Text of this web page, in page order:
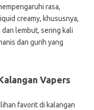
rasa,
creamy, khususnya,
dan lembut, sering kali
dan gurih yang
Vapers
favorit di kalangan